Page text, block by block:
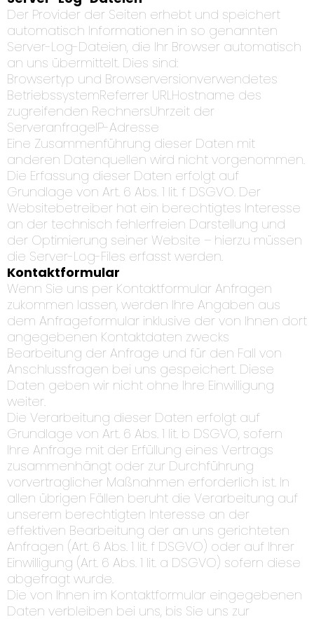
Der Provider der Seiten erhebt und speichert
automatisch Informationen in so genannten
Server-Log-Dateien, die Ihr Browser automatisch
an uns übermittelt. Dies sind:
Browsertyp und Browserversionverwendetes
BetriebssystemReferrer URLHostname des
zugreifenden RechnersUhrzeit der
ServeranfrageIP-Adresse
Eine Zusammenführung dieser Daten mit
anderen Datenquellen wird nicht vorgenommen.
Die Erfassung dieser Daten erfolgt auf
Grundlage von Art. 6 Abs. 1 lit. f DSGVO. Der
Websitebetreiber hat ein berechtigtes Interesse
an der technisch fehlerfreien Darstellung und
der Optimierung seiner Website – hierzu müssen
die Server-Log-Files erfasst werden.
Kontaktformular
Wenn Sie uns per Kontaktformular Anfragen
zukommen lassen, werden Ihre Angaben aus
dem Anfrageformular inklusive der von Ihnen dort
angegebenen Kontaktdaten zwecks
Bearbeitung der Anfrage und für den Fall von
Anschlussfragen bei uns gespeichert. Diese
Daten geben wir nicht ohne Ihre Einwilligung
weiter.
Die Verarbeitung dieser Daten erfolgt auf
Grundlage von Art. 6 Abs. 1 lit. b DSGVO, sofern
Ihre Anfrage mit der Erfüllung eines Vertrags
zusammenhängt oder zur Durchführung
vorvertraglicher Maßnahmen erforderlich ist. In
allen übrigen Fällen beruht die Verarbeitung auf
unserem berechtigten Interesse an der
effektiven Bearbeitung der an uns gerichteten
Anfragen (Art. 6 Abs. 1 lit. f DSGVO) oder auf Ihrer
Einwilligung (Art. 6 Abs. 1 lit. a DSGVO) sofern diese
abgefragt wurde.
Die von Ihnen im Kontaktformular eingegebenen
Daten verbleiben bei uns, bis Sie uns zur